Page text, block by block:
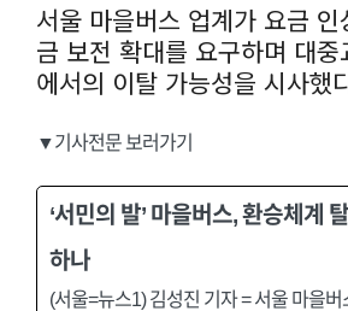
서울 마을버스 업계가 요금 인
금 보전 확대를 요구하며 대중
에서의 이탈 가능성을 시사했
▼기사전문 보러가기
‘서민의 발’ 마을버스, 환승체계
하나
(서울=뉴스1) 김성진 기자 = 서울 마을버